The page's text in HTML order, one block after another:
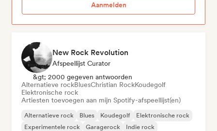
Aanmelden
New Rock Revolution
Afspeellijst Curator
&gt; 2000 gegeven antwoorden
Alternatieve rockBluesChristian RockKoudegolf
Elektronische rock
Artiesten toevoegen aan mijn Spotify-afspeellijst(en)
Alternatieve rock Blues Koudegolf
Elektronische rock
Experimentele rock
Garagerock
Indie rock